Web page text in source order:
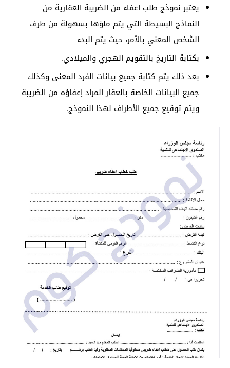
يعتبر نموذج طلب اعفاء من الضريبة العقارية من
النماذج البسيطة التي يتم ملؤها بسهولة من طرف
الشخص المعني بالأمر، حيث يتم البدء
بكتابة التاريخ بالتقويم الهجري والميلادي.
بعد ذلك يتم كتابة جميع بيانات الفرد المعنى وكذلك
جميع البيانات الخاصة بالعقار المراد إعفاؤه من الضريبة
ويتم توقيع جميع الأطراف لهذا النموذج.